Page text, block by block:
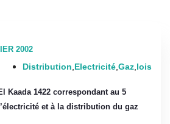
2002
Distribution Electricité Gaz lois
Kaada 1422 correspondant au 5
et à la distribution du gaz